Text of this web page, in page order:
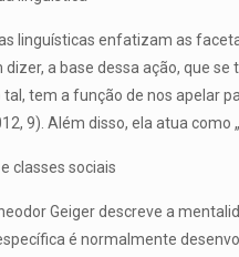
linguísticas enfatizam as
dizer, a base dessa ação, que
tal, tem a função de nos apelar
9). Além disso, ela atua
classes sociais
Geiger descreve a
é normalmente